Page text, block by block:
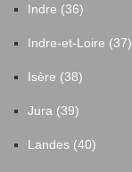
Indre (36)
Indre-et-Loire (37)
Isère (38)
Jura (39)
Landes (40)